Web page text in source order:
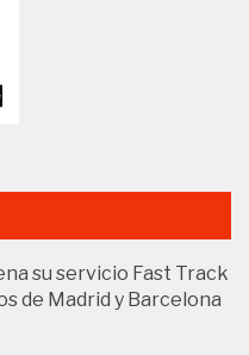
su servicio Fast Track
de Madrid y Barcelona